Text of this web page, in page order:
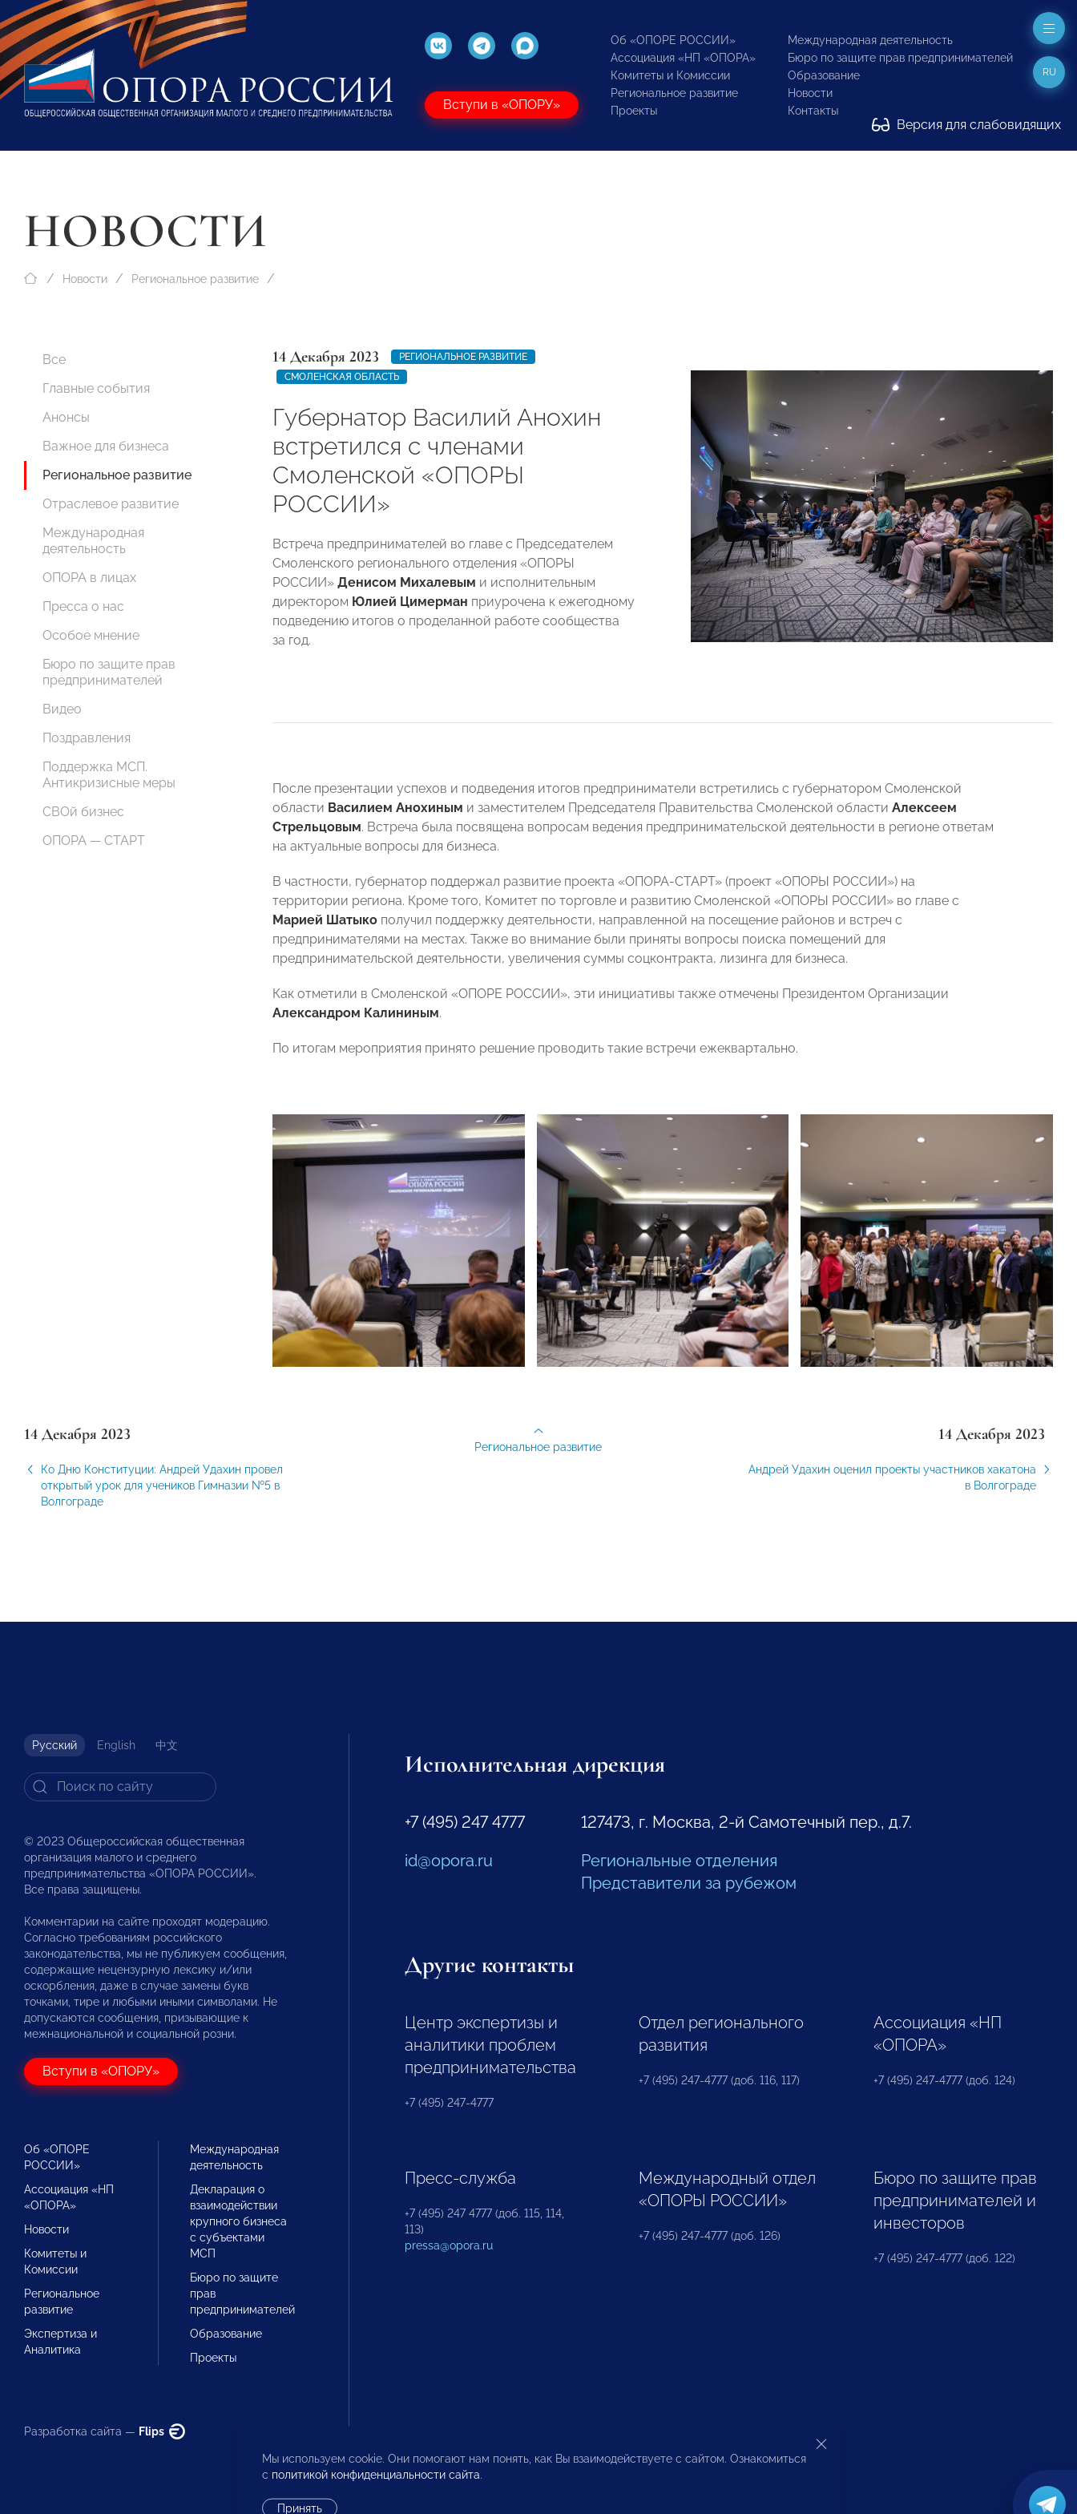
Вступи в «ОПОРУ»
Об «ОПОРЕ РОССИИ»
Ассоциация «НП «ОПОРА»
Комитеты и Комиссии
Региональное развитие
Проекты
Международная деятельность
Бюро по защите прав предпринимателей
Образование
Новости
Контакты
Версия для слабовидящих
RU
НОВОСТИ
Новости Региональное развитие
Все
Главные события
Анонсы
Важное для бизнеса
Региональное развитие
Отраслевое развитие
Международная
деятельность
ОПОРА в лицах
Пресса о нас
Особое мнение
Бюро по защите прав
предпринимателей
Видео
Поздравления
Поддержка МСП.
Антикризисные меры
СВОй бизнес
ОПОРА — СТАРТ
14 Декабря 2023
РЕГИОНАЛЬНОЕ РАЗВИТИЕ
СМОЛЕНСКАЯ ОБЛАСТЬ
Губернатор Василий Анохин
встретился с членами
Смоленской «ОПОРЫ
РОССИИ»
Встреча предпринимателей во главе с Председателем
Смоленского регионального отделения «ОПОРЫ
РОССИИ» Денисом Михалевым и исполнительным
директором Юлией Цимерман приурочена к ежегодному
подведению итогов о проделанной работе сообщества
за год.
После презентации успехов и подведения итогов предприниматели встретились с губернатором Смоленской
области Василием Анохиным и заместителем Председателя Правительства Смоленской области Алексеем
Стрельцовым. Встреча была посвящена вопросам ведения предпринимательской деятельности в регионе ответам
на актуальные вопросы для бизнеса.
В частности, губернатор поддержал развитие проекта «ОПОРА-СТАРТ» (проект «ОПОРЫ РОССИИ») на
территории региона. Кроме того, Комитет по торговле и развитию Смоленской «ОПОРЫ РОССИИ» во главе с
Марией Шатыко получил поддержку деятельности, направленной на посещение районов и встреч с
предпринимателями на местах. Также во внимание были приняты вопросы поиска помещений для
предпринимательской деятельности, увеличения суммы соцконтракта, лизинга для бизнеса.
Как отметили в Смоленской «ОПОРЕ РОССИИ», эти инициативы также отмечены Президентом Организации
Александром Калининым.
По итогам мероприятия принято решение проводить такие встречи ежеквартально.
14 Декабря 2023
Ко Дню Конституции: Андрей Удахин провел
открытый урок для учеников Гимназии №5 в
Волгограде
14 Декабря 2023
Андрей Удахин оценил проекты участников хакатона
в Волгограде
Региональное развитие
Русский English 中文
© 2023 Общероссийская общественная
организация малого и среднего
предпринимательства «ОПОРА РОССИИ».
Все права защищены.
Комментарии на сайте проходят модерацию.
Согласно требованиям российского
законодательства, мы не публикуем сообщения,
содержащие нецензурную лексику и/или
оскорбления, даже в случае замены букв
точками, тире и любыми иными символами. Не
допускаются сообщения, призывающие к
межнациональной и социальной розни.
Вступи в «ОПОРУ»
Об «ОПОРЕ
РОССИИ»
Ассоциация «НП
«ОПОРА»
Новости
Комитеты и
Комиссии
Региональное
развитие
Экспертиза и
Аналитика
Международная
деятельность
Декларация о
взаимодействии
крупного бизнеса
с субъектами
МСП
Бюро по защите
прав
предпринимателей
Образование
Проекты
Разработка сайта — Flips
Исполнительная дирекция
+7 (495) 247 4777
id@opora.ru
127473, г. Москва, 2-й Самотечный пер., д.7.
Региональные отделения
Представители за рубежом
Другие контакты
Центр экспертизы и
аналитики проблем
предпринимательства
+7 (495) 247-4777
Отдел регионального
развития
+7 (495) 247-4777 (доб. 116, 117)
Ассоциация «НП
«ОПОРА»
+7 (495) 247-4777 (доб. 124)
Пресс-служба
+7 (495) 247 4777 (доб. 115, 114,
113)
pressa@opora.ru
Международный отдел
«ОПОРЫ РОССИИ»
+7 (495) 247-4777 (доб. 126)
Бюро по защите прав
предпринимателей и
инвесторов
+7 (495) 247-4777 (доб. 122)
Мы используем cookie. Они помогают нам понять, как Вы взаимодействуете с сайтом. Ознакомиться
с политикой конфиденциальности сайта.
Принять